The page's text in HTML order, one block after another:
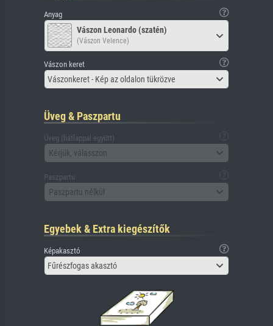
Anyag
Vászon Leonardo (szatén)
(Vászon Velence)
Vászon keret
Vászonkeret - Kép az oldalon tükrözve
Üveg & Paszpartu
Üveg (hátlappal együtt)
Kérjük, válasszon
Paszpartu
Paszpartu nélkül
Egyebek & Extra kiegészítők
Képakasztó
Fűrészfogas akasztó